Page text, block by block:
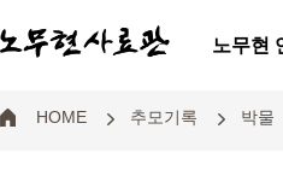
노무현
HOME 추모기록 박물